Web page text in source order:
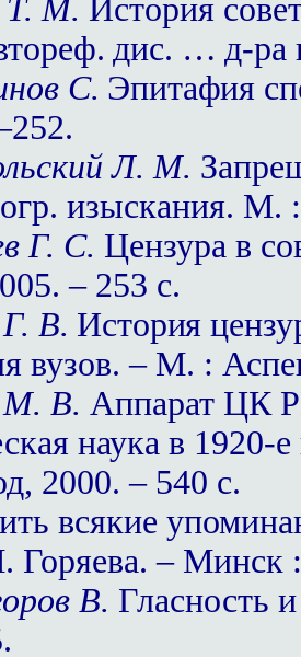
Т. М. История
дис. … д-ра
С. Эпитафия
Л. М.
изыскания.
Г. С. Цензура в
– 253 с.
В. История
вузов. – М. :
М. В. Аппарат ЦК
наука в
2000. – 540 с.
всякие
Горяева. – Минск
В. Гласность